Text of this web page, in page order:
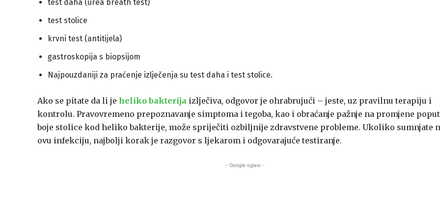
test daha (urea breath test)
test stolice
krvni test (antitijela)
gastroskopija s biopsijom
Najpouzdaniji za praćenje izlječenja su test daha i test stolice.
Ako se pitate da li je heliko bakterija izlječiva, odgovor je ohrabrujući – jeste, uz pravilnu terapiju i
kontrolu. Pravovremeno prepoznavanje simptoma i tegoba, kao i obraćanje pažnje na promjene poput
boje stolice kod heliko bakterije, može spriječiti ozbiljnije zdravstvene probleme. Ukoliko sumnjate
ovu infekciju, najbolji korak je razgovor s ljekarom i odgovarajuće testiranje.
- Google oglasi -